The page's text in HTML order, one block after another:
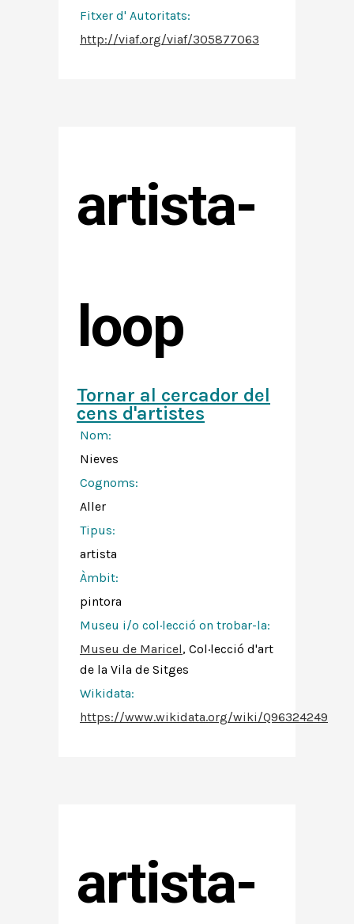
Fitxer d' Autoritats:
http://viaf.org/viaf/305877063
artista-
loop
Tornar al cercador del
cens d'artistes
Nom:
Nieves
Cognoms:
Aller
Tipus:
artista
Àmbit:
pintora
Museu i/o col·lecció on trobar-la:
Museu de Maricel, Col·lecció d'art
de la Vila de Sitges
Wikidata:
https://www.wikidata.org/wiki/Q96324249
artista-